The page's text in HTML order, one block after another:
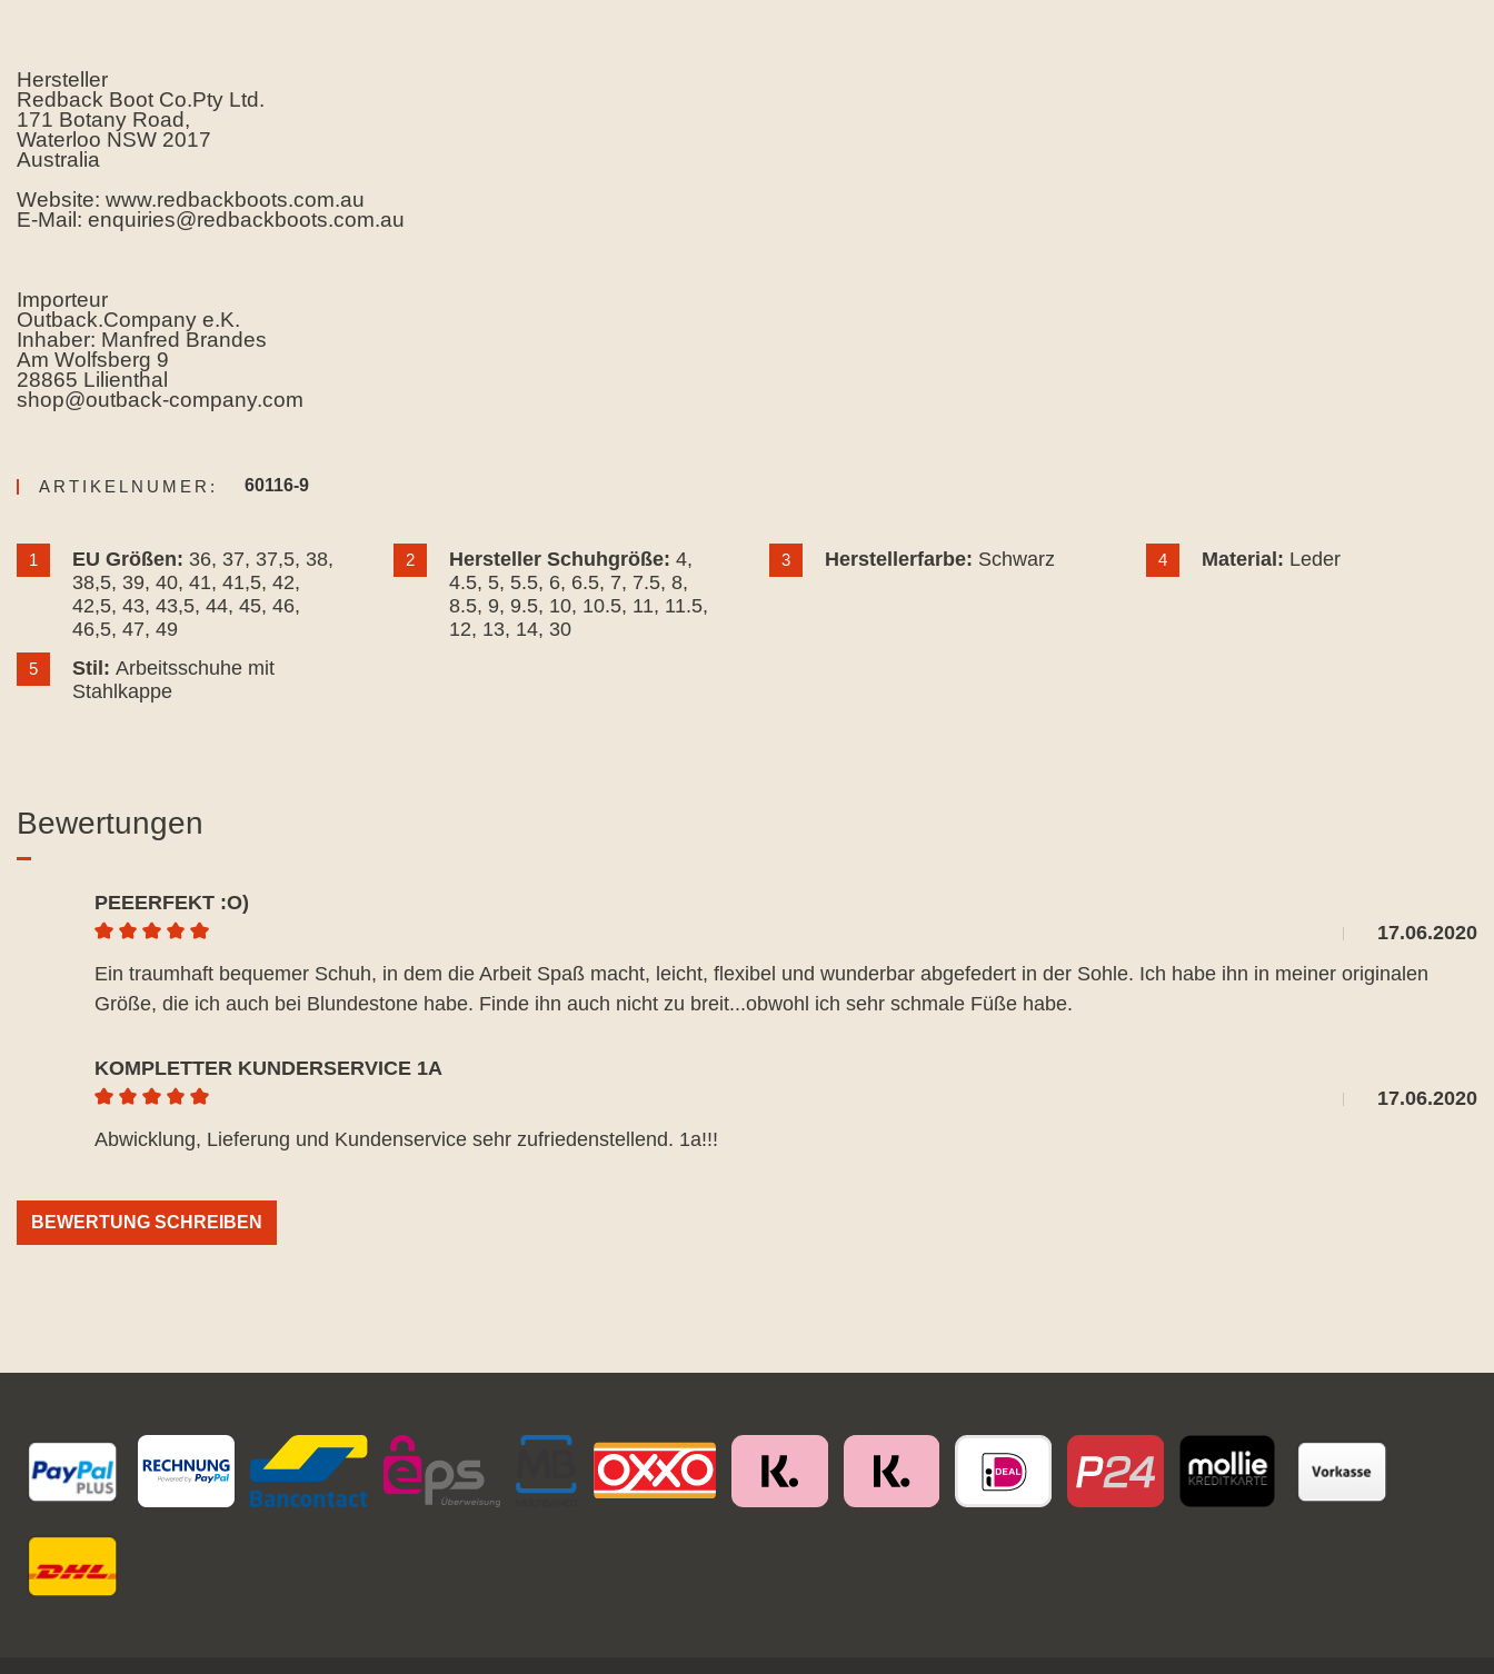
Hersteller
Redback Boot Co.Pty Ltd.
171 Botany Road,
Waterloo NSW 2017
Australia
Website: www.redbackboots.com.au
E-Mail: enquiries@redbackboots.com.au
Importeur
Outback.Company e.K.
Inhaber: Manfred Brandes
Am Wolfsberg 9
28865 Lilienthal
shop@outback-company.com
ARTIKELNUMER: 60116-9
1 EU Größen: 36, 37, 37,5, 38,
38,5, 39, 40, 41, 41,5, 42,
42,5, 43, 43,5, 44, 45, 46,
46,5, 47, 49
2 Hersteller Schuhgröße: 4,
4.5, 5, 5.5, 6, 6.5, 7, 7.5, 8,
8.5, 9, 9.5, 10, 10.5, 11, 11.5,
12, 13, 14, 30
3 Herstellerfarbe: Schwarz 4 Material: Leder
5 Stil: Arbeitsschuhe mit
Stahlkappe
Bewertungen
PEEERFEKT :O)
Durchschnittliche Bewertung von 5 von 5 Sternen
17.06.2020
Ein traumhaft bequemer Schuh, in dem die Arbeit Spaß macht, leicht, flexibel und wunderbar abgefedert in der Sohle. Ich habe ihn in meiner originalen
Größe, die ich auch bei Blundestone habe. Finde ihn auch nicht zu breit...obwohl ich sehr schmale Füße habe.
KOMPLETTER KUNDERSERVICE 1A
Durchschnittliche Bewertung von 5 von 5 Sternen
17.06.2020
Abwicklung, Lieferung und Kundenservice sehr zufriedenstellend. 1a!!!
BEWERTUNG SCHREIBEN